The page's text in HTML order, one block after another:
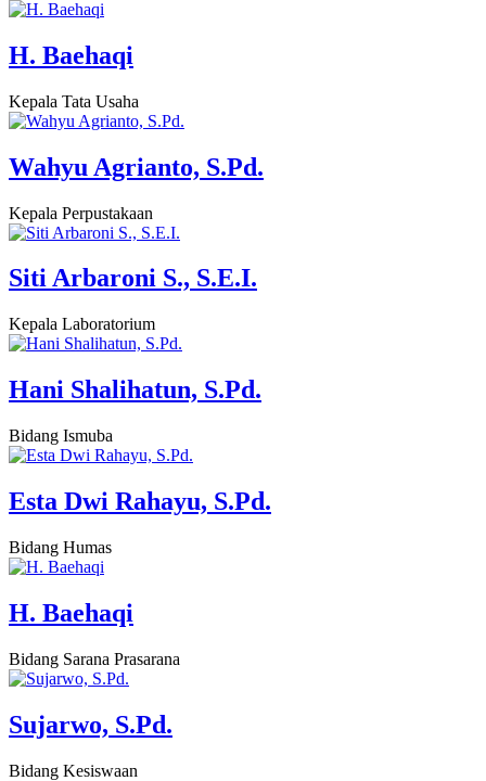
H. Baehaqi
Kepala Tata Usaha
Wahyu Agrianto, S.Pd.
Kepala Perpustakaan
Siti Arbaroni S., S.E.I.
Kepala Laboratorium
Hani Shalihatun, S.Pd.
Bidang Ismuba
Esta Dwi Rahayu, S.Pd.
Bidang Humas
H. Baehaqi
Bidang Sarana Prasarana
Sujarwo, S.Pd.
Bidang Kesiswaan